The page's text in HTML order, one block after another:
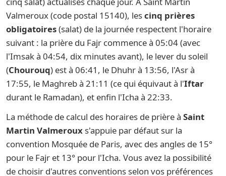
Valmeroux (code postal 15140), lescinq prières
obligatoires(salat) de la journée respectent l'horaire
suivant : la prière du Fajr commence à 05:04 (avec
l'Imsak à 04:54, dix minutes avant), le lever du soleil
(Chourouq) est à 06:41, le Dhuhr à 13:56, l'Asr à
17:55, le Maghreb à 21:11 (ce qui équivaut à l'Iftar
durant le Ramadan), et enfin l'Icha à 22:33.
La méthode de calcul des horaires de prière à Saint
Martin Valmeroux s'appuie par défaut sur la
convention Mosquée de Paris, avec des angles de 15°
pour le Fajr et 13° pour l'Icha. Vous avez la possibilité
de choisir d'autres conventions selon vos préférences